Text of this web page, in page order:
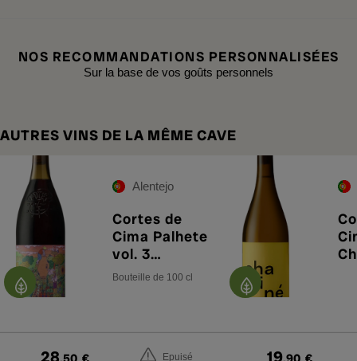
NOS RECOMMANDATIONS PERSONNALISÉES
Sur la base de vos goûts personnels
AUTRES VINS DE LA MÊME CAVE
Alentejo
Cortes de
Cima Palhete
vol. 3
Nat'Cool 2024
Bouteille de 100 cl
28 Epuisé 19